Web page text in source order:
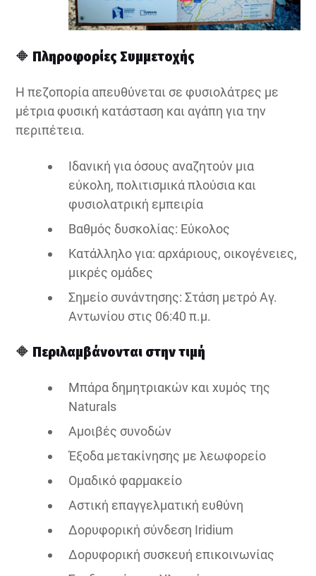
🔶 Πληροφορίες Συμμετοχής
Η πεζοπορία απευθύνεται σε φυσιολάτρες με
μέτρια φυσική κατάσταση και αγάπη για την
περιπέτεια.
Ιδανική για όσους αναζητούν μια
εύκολη, πολιτισμικά πλούσια και
φυσιολατρική εμπειρία
Βαθμός δυσκολίας: Εύκολος
Κατάλληλο για: αρχάριους, οικογένειες,
μικρές ομάδες
Σημείο συνάντησης: Στάση μετρό Αγ.
Αντωνίου στις 06:40 π.μ.
🔶 Περιλαμβάνονται στην τιμή
Μπάρα δημητριακών και χυμός της
Naturals
Αμοιβές συνοδών
Έξοδα μετακίνησης με λεωφορείο
Ομαδικό φαρμακείο
Αστική επαγγελματική ευθύνη
Δορυφορική σύνδεση Iridium
Δορυφορική συσκευή επικοινωνίας